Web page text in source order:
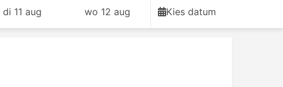
di 11 aug wo 12 aug Kies datum